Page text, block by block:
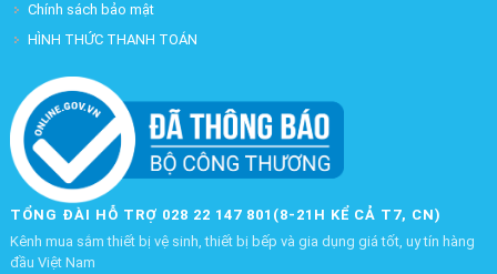
Chính sách bảo mật
HÌNH THỨC THANH TOÁN
TỔNG ĐÀI HỖ TRỢ 028 22 147 801(8-21H KỂ CẢ T7, CN)
Kênh mua sắm thiết bị vệ sinh, thiết bị bếp và gia dụng giá tốt, uy tín hàng
đầu Việt Nam